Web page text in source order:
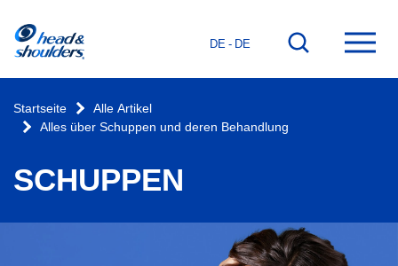
DE - DE
Zur
Suchfunktion
Startseite
Alle Artikel
Alles über Schuppen und deren Behandlung
SCHUPPEN